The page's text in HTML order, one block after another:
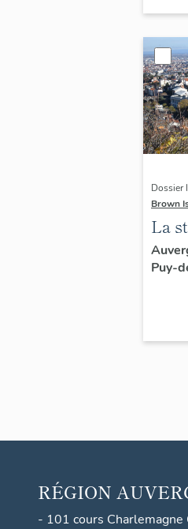
Dossier
Brown
La
de
Puy-
RÉGION
- 101 cours